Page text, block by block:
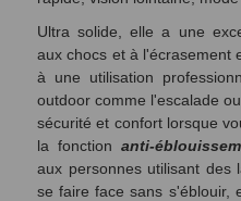
Ultra solide, elle a une
aux chocs et à
à une utilisation
outdoor comme l'escalade
sécurité et confort lorsque
la fonctionanti-
aux personnes utilisant des
se faire face sans s'éblouir,